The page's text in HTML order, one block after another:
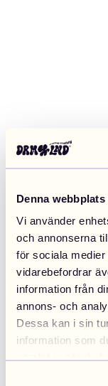
Denna
Vi använder
och annonserna
för sociala
vidarebefordrar
information från
annons- och
Dessa kan i sin
information som
samlat in när du
Application error: a
browser